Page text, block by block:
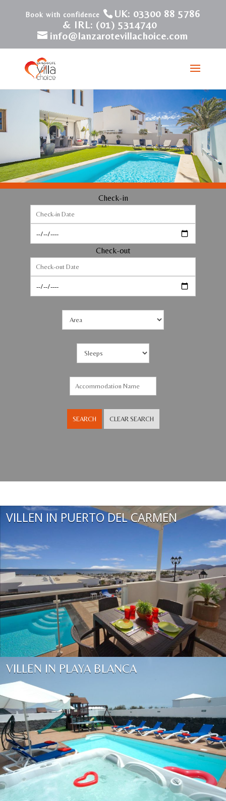
UK: 03300 88 5786
& IRL: (01) 5314740
info@lanzarotevillachoice.com
Check-in
Check-out
SEARCH CLEAR SEARCH
VILLEN IN PUERTO DEL CARMEN
VILLEN IN PLAYA BLANCA